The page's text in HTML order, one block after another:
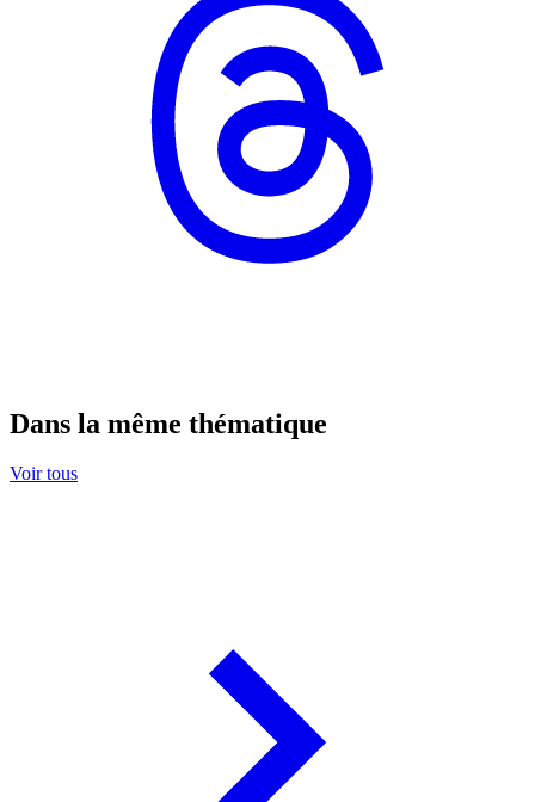
Dans la même thématique
Voir tous